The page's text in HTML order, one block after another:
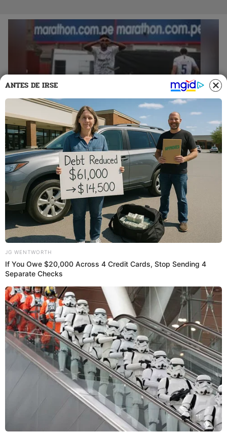
04 Jul 2021 | 6:00 h
Santos FC y Juan Aurich mandan en la Liga 2
Al jugarse la sexta fecha iqueños y chiclayanos alcanzan los 11
puntos.
Deportes El Popular
31 Ene 2021 | 15:25 h
MisterChip tras final de Copa Libertadores: “¿Se
puede ganar con un solo tiro a puerta?” [VIDEO]
¡Abrió debate! MisterChip señala que “a partir del último sábado ya
se puede”, dado la final atípica entre Palmeiras vs. Santos con
Copa Libertadores
ANTES DE IRSE